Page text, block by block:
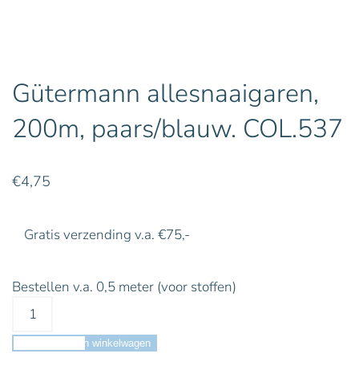
Gütermann allesnaaigaren,
200m, paars/blauw. COL.537
€4,75
Gratis verzending v.a. €75,-
Bestellen v.a. 0,5 meter (voor stoffen)
Toevoegen aan winkelwagen